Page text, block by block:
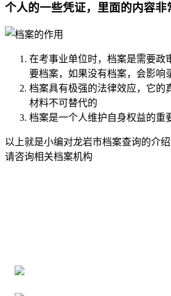
个人的一些凭证，里面的内容非
在考事业单位时，档案是需要政
要档案，如果没有档案，会影响
档案具有极强的法律效应，它的
材料不可替代的
档案是一个人维护自身权益的重
以上就是小编对龙岩市档案查询的介
请咨询相关档案机构